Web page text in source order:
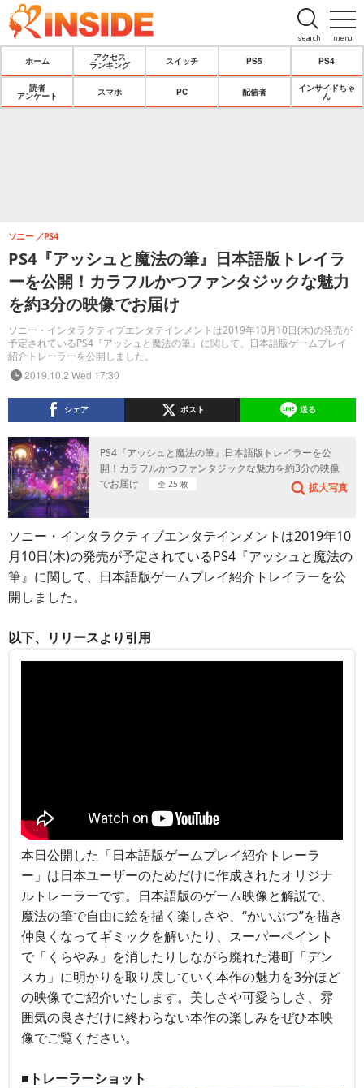
menu
search
ホーム
アクセス
ランキング
スイッチ PS5 PS4
読者
アンケート
スマホ PC 配信者
インサイドちゃ
ん
PS4『アッシュと魔法の筆』日本語版トレイラ
ーを公開！カラフルかつファンタジックな魅力
を約3分の映像でお届け
ソニー・インタラクティブエンタテインメントは2019年10月10日(木)の発売が
予定されているPS4『アッシュと魔法の筆』に関して、日本語版ゲームプレイ
紹介トレーラーを公開しました。
ソニー PS4
2019.10.2 Wed 17:30
シェア ポスト 送る
PS4『アッシュと魔法の筆』日本語版トレイラーを公
開！カラフルかつファンタジックな魅力を約3分の映像
でお届け
全 25 枚 拡大写真
ソニー・インタラクティブエンタテインメントは2019年10
月10日(木)の発売が予定されているPS4『アッシュと魔法の
筆』に関して、日本語版ゲームプレイ紹介トレイラーを公
開しました。
以下、リリースより引用
本日公開した「日本語版ゲームプレイ紹介トレーラ
ー」は日本ユーザーのためだけに作成されたオリジナ
ルトレーラーです。日本語版のゲーム映像と解説で、
魔法の筆で自由に絵を描く楽しさや、“かいぶつ”を描き
仲良くなってギミックを解いたり、スーパーペイント
で「くらやみ」を消したりしながら廃れた港町「デン
スカ」に明かりを取り戻していく本作の魅力を3分ほど
の映像でご紹介いたします。美しさや可愛らしさ、雰
囲気の良さだけに終わらない本作の楽しみをぜひ本映
像でご覧ください。
■トレーラーショット